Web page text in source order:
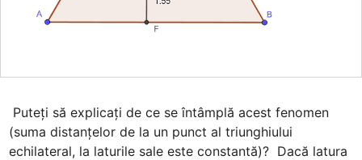
(suma distanţelor de la un punct al triunghiului
echilateral, la laturile sale este constantă)?  Dacă latura